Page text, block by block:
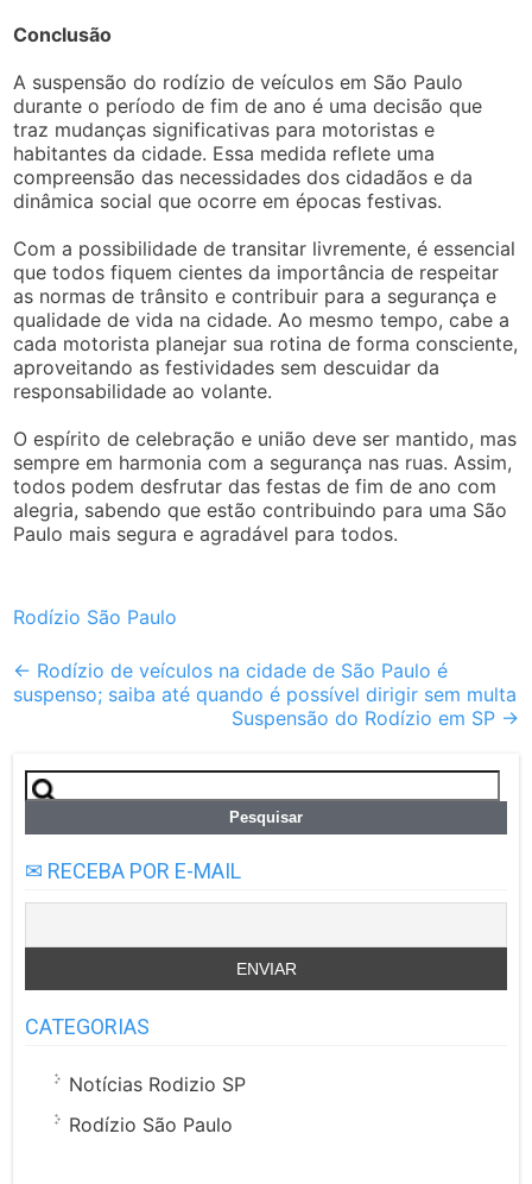
Conclusão
A suspensão do rodízio de veículos em São Paulo
durante o período de fim de ano é uma decisão que
traz mudanças significativas para motoristas e
habitantes da cidade. Essa medida reflete uma
compreensão das necessidades dos cidadãos e da
dinâmica social que ocorre em épocas festivas.
Com a possibilidade de transitar livremente, é essencial
que todos fiquem cientes da importância de respeitar
as normas de trânsito e contribuir para a segurança e
qualidade de vida na cidade. Ao mesmo tempo, cabe a
cada motorista planejar sua rotina de forma consciente,
aproveitando as festividades sem descuidar da
responsabilidade ao volante.
O espírito de celebração e união deve ser mantido, mas
sempre em harmonia com a segurança nas ruas. Assim,
todos podem desfrutar das festas de fim de ano com
alegria, sabendo que estão contribuindo para uma São
Paulo mais segura e agradável para todos.
Rodízio São Paulo
Post
navigation
← Rodízio de veículos na cidade de São Paulo é
suspenso; saiba até quando é possível dirigir sem multa
Suspensão do Rodízio em SP →
Pesquisar
por:
✉ RECEBA POR E-MAIL
CATEGORIAS
Notícias Rodizio SP
Rodízio São Paulo